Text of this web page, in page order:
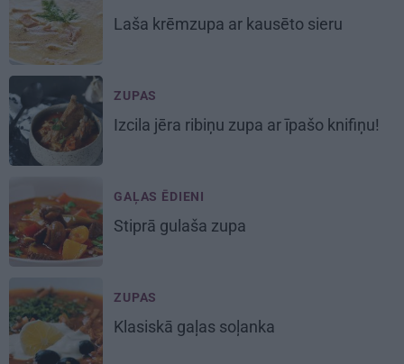
Laša krēmzupa ar kausēto sieru
ZUPAS
Izcila jēra ribiņu zupa ar īpašo knifiņu!
GAĻAS ĒDIENI
Stiprā gulaša zupa
ZUPAS
Klasiskā gaļas soļanka